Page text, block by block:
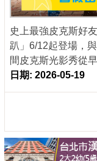
APP下載
史上最強皮克斯好
趴」6/12起登場，
間皮克斯光影秀從
日期: 2026-05-19